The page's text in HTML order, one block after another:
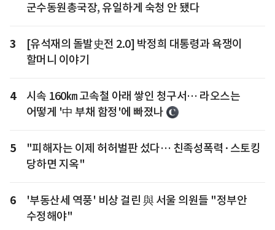
군수동원총국장, 유일하게 숙청 안 됐다
3
[유석재의 돌발史전 2.0] 박정희 대통령과 욕쟁이
할머니 이야기
4
시속 160㎞ 고속철 아래 쌓인 청구서… 라오스는
어떻게 '中 부채 함정'에 빠졌나
5
"피해자는 이제 허허벌판 섰다… 친족성폭력·스토킹
당하면 지옥"
6
'부동산세 역풍' 비상 걸린 與 서울 의원들 "정부안
수정해야"